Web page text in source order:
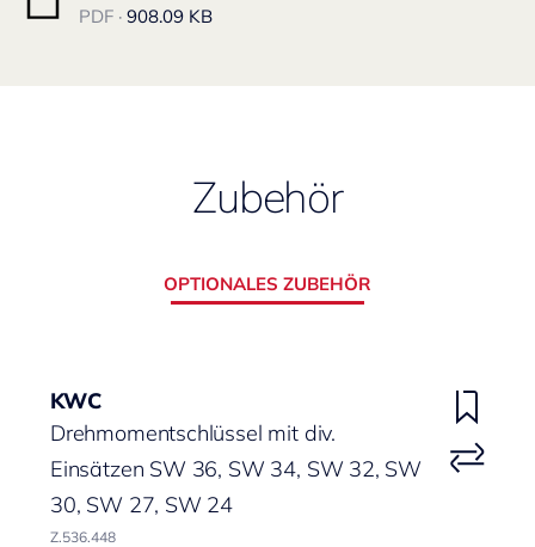
PDF · 908.09 KB
Zubehör
OPTIONALES ZUBEHÖR
KWC
Drehmomentschlüssel mit div.
Einsätzen SW 36, SW 34, SW 32, SW
30, SW 27, SW 24
Z.536.448